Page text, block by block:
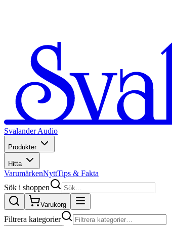
Svalander Audio
Produkter
Hitta
VarumärkenNyttTips & Fakta
Sök i shoppen
Varukorg
Filtrera kategorier